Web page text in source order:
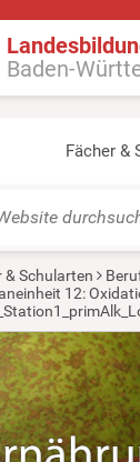
Baden-
Fächer &
& Schularten
12: